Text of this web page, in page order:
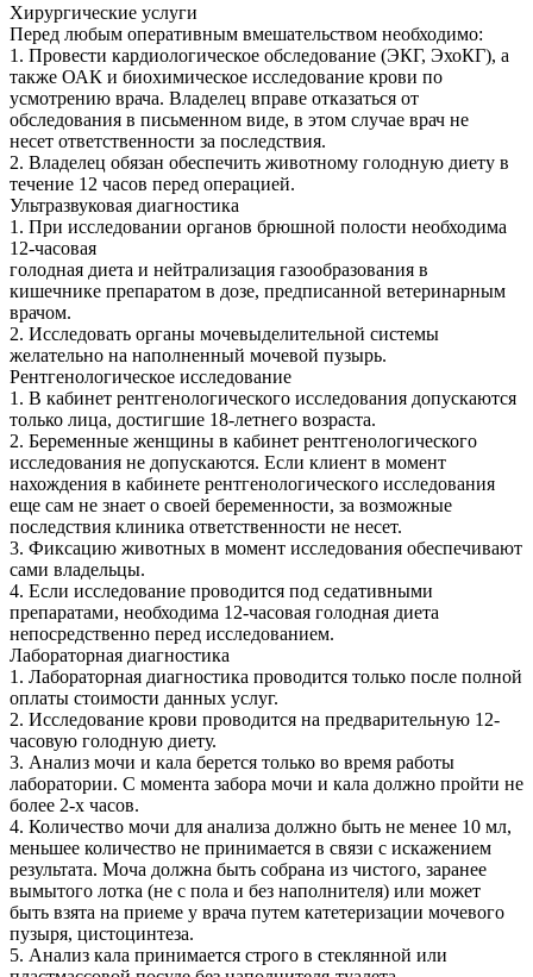
Хирургические услуги
Перед любым оперативным вмешательством необходимо:
1. Провести кардиологическое обследование (ЭКГ, ЭхоКГ), а
также ОАК и биохимическое исследование крови по
усмотрению врача. Владелец вправе отказаться от
обследования в письменном виде, в этом случае врач не
несет ответственности за последствия.
2. Владелец обязан обеспечить животному голодную диету в
течение 12 часов перед операцией.
Ультразвуковая диагностика
1. При исследовании органов брюшной полости необходима
12-часовая
голодная диета и нейтрализация газообразования в
кишечнике препаратом в дозе, предписанной ветеринарным
врачом.
2. Исследовать органы мочевыделительной системы
желательно на наполненный мочевой пузырь.
Рентгенологическое исследование
1. В кабинет рентгенологического исследования допускаются
только лица, достигшие 18-летнего возраста.
2. Беременные женщины в кабинет рентгенологического
исследования не допускаются. Если клиент в момент
нахождения в кабинете рентгенологического исследования
еще сам не знает о своей беременности, за возможные
последствия клиника ответственности не несет.
3. Фиксацию животных в момент исследования обеспечивают
сами владельцы.
4. Если исследование проводится под седативными
препаратами, необходима 12-часовая голодная диета
непосредственно перед исследованием.
Лабораторная диагностика
1. Лабораторная диагностика проводится только после полной
оплаты стоимости данных услуг.
2. Исследование крови проводится на предварительную 12-
часовую голодную диету.
3. Анализ мочи и кала берется только во время работы
лаборатории. С момента забора мочи и кала должно пройти не
более 2-х часов.
4. Количество мочи для анализа должно быть не менее 10 мл,
меньшее количество не принимается в связи с искажением
результата. Моча должна быть собрана из чистого, заранее
вымытого лотка (не с пола и без наполнителя) или может
быть взята на приеме у врача путем катетеризации мочевого
пузыря, цистоцинтеза.
5. Анализ кала принимается строго в стеклянной или